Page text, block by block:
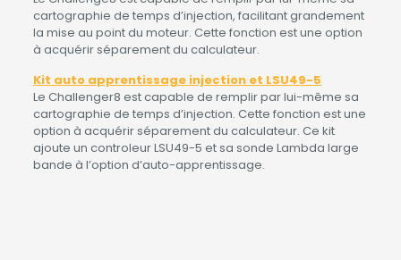
cartographie de temps d’injection, facilitant grandement
la mise au point du moteur. Cette fonction est une option
à acquérir séparement du calculateur.
Kit auto apprentissage injection et LSU49-5
Le Challenger8 est capable de remplir par lui-même sa
cartographie de temps d’injection. Cette fonction est une
option à acquérir séparement du calculateur. Ce kit
ajoute un controleur LSU49-5 et sa sonde Lambda large
bande à l’option d’auto-apprentissage.